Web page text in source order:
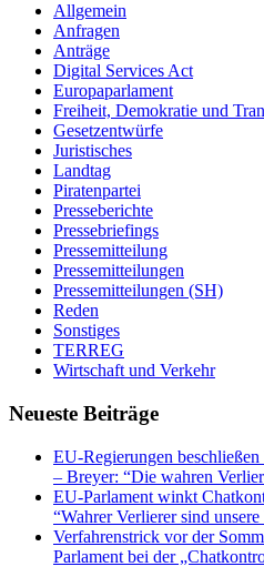
Allgemein
Anfragen
Anträge
Digital Services Act
Europaparlament
Freiheit, Demokratie und
Gesetzentwürfe
Juristisches
Landtag
Piratenpartei
Presseberichte
Pressebriefings
Pressemitteilung
Pressemitteilungen
Pressemitteilungen (SH)
Reden
Sonstiges
TERREG
Wirtschaft und Verkehr
Neueste Beiträge
EU-Regierungen
– Breyer: “Die wahren
EU-Parlament winkt
“Wahrer Verlierer sind
Verfahrenstrick vor der
Parlament bei der